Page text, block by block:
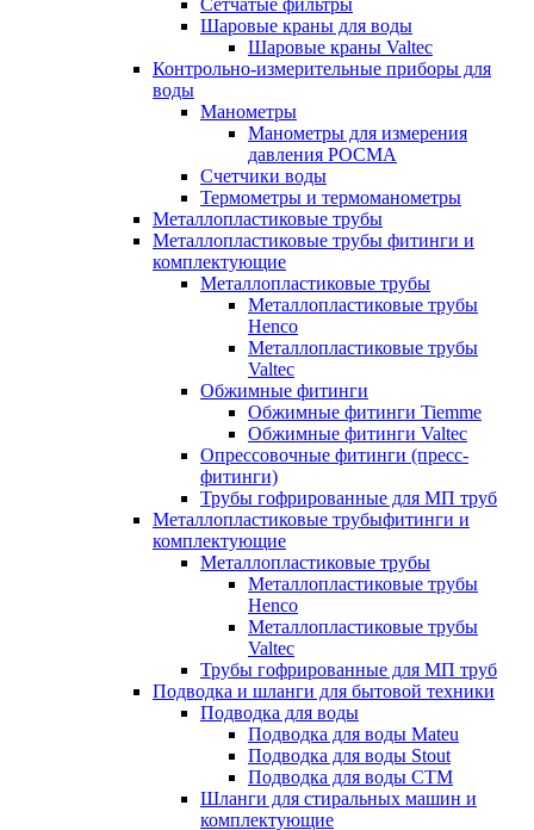
Сетчатые фильтры
Шаровые краны для воды
Шаровые краны Valtec
Контрольно-измерительные приборы для
воды
Манометры
Манометры для измерения
давления РОСМА
Счетчики воды
Термометры и термоманометры
Металлопластиковые трубы
Металлопластиковые трубы фитинги и
комплектующие
Металлопластиковые трубы
Металлопластиковые трубы
Henco
Металлопластиковые трубы
Valtec
Обжимные фитинги
Обжимные фитинги Tiemme
Обжимные фитинги Valtec
Опрессовочные фитинги (пресс-
фитинги)
Трубы гофрированные для МП труб
Металлопластиковые трубыфитинги и
комплектующие
Металлопластиковые трубы
Металлопластиковые трубы
Henco
Металлопластиковые трубы
Valtec
Трубы гофрированные для МП труб
Подводка и шланги для бытовой техники
Подводка для воды
Подводка для воды Mateu
Подводка для воды Stout
Подводка для воды СТМ
Шланги для стиральных машин и
комплектующие